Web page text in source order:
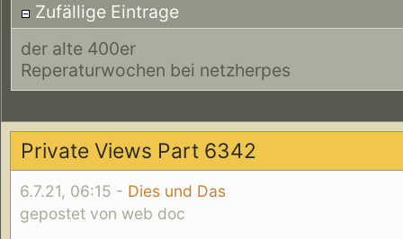
Zufällige Eintrage
der alte 400er
Reperaturwochen bei netzherpes
Private Views Part 6342
6.7.21, 06:15 - Dies und Das
gepostet von web doc